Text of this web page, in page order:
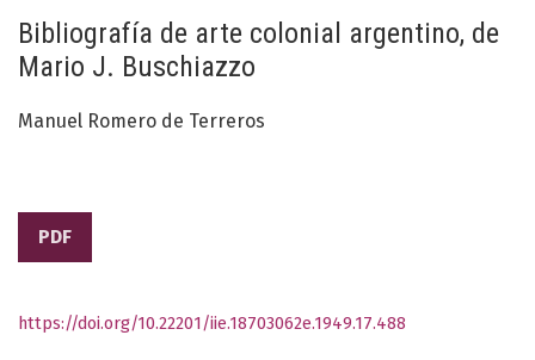
Bibliografía de arte colonial argentino, de
Mario J. Buschiazzo
Manuel Romero de Terreros
PDF
https://doi.org/10.22201/iie.18703062e.1949.17.488